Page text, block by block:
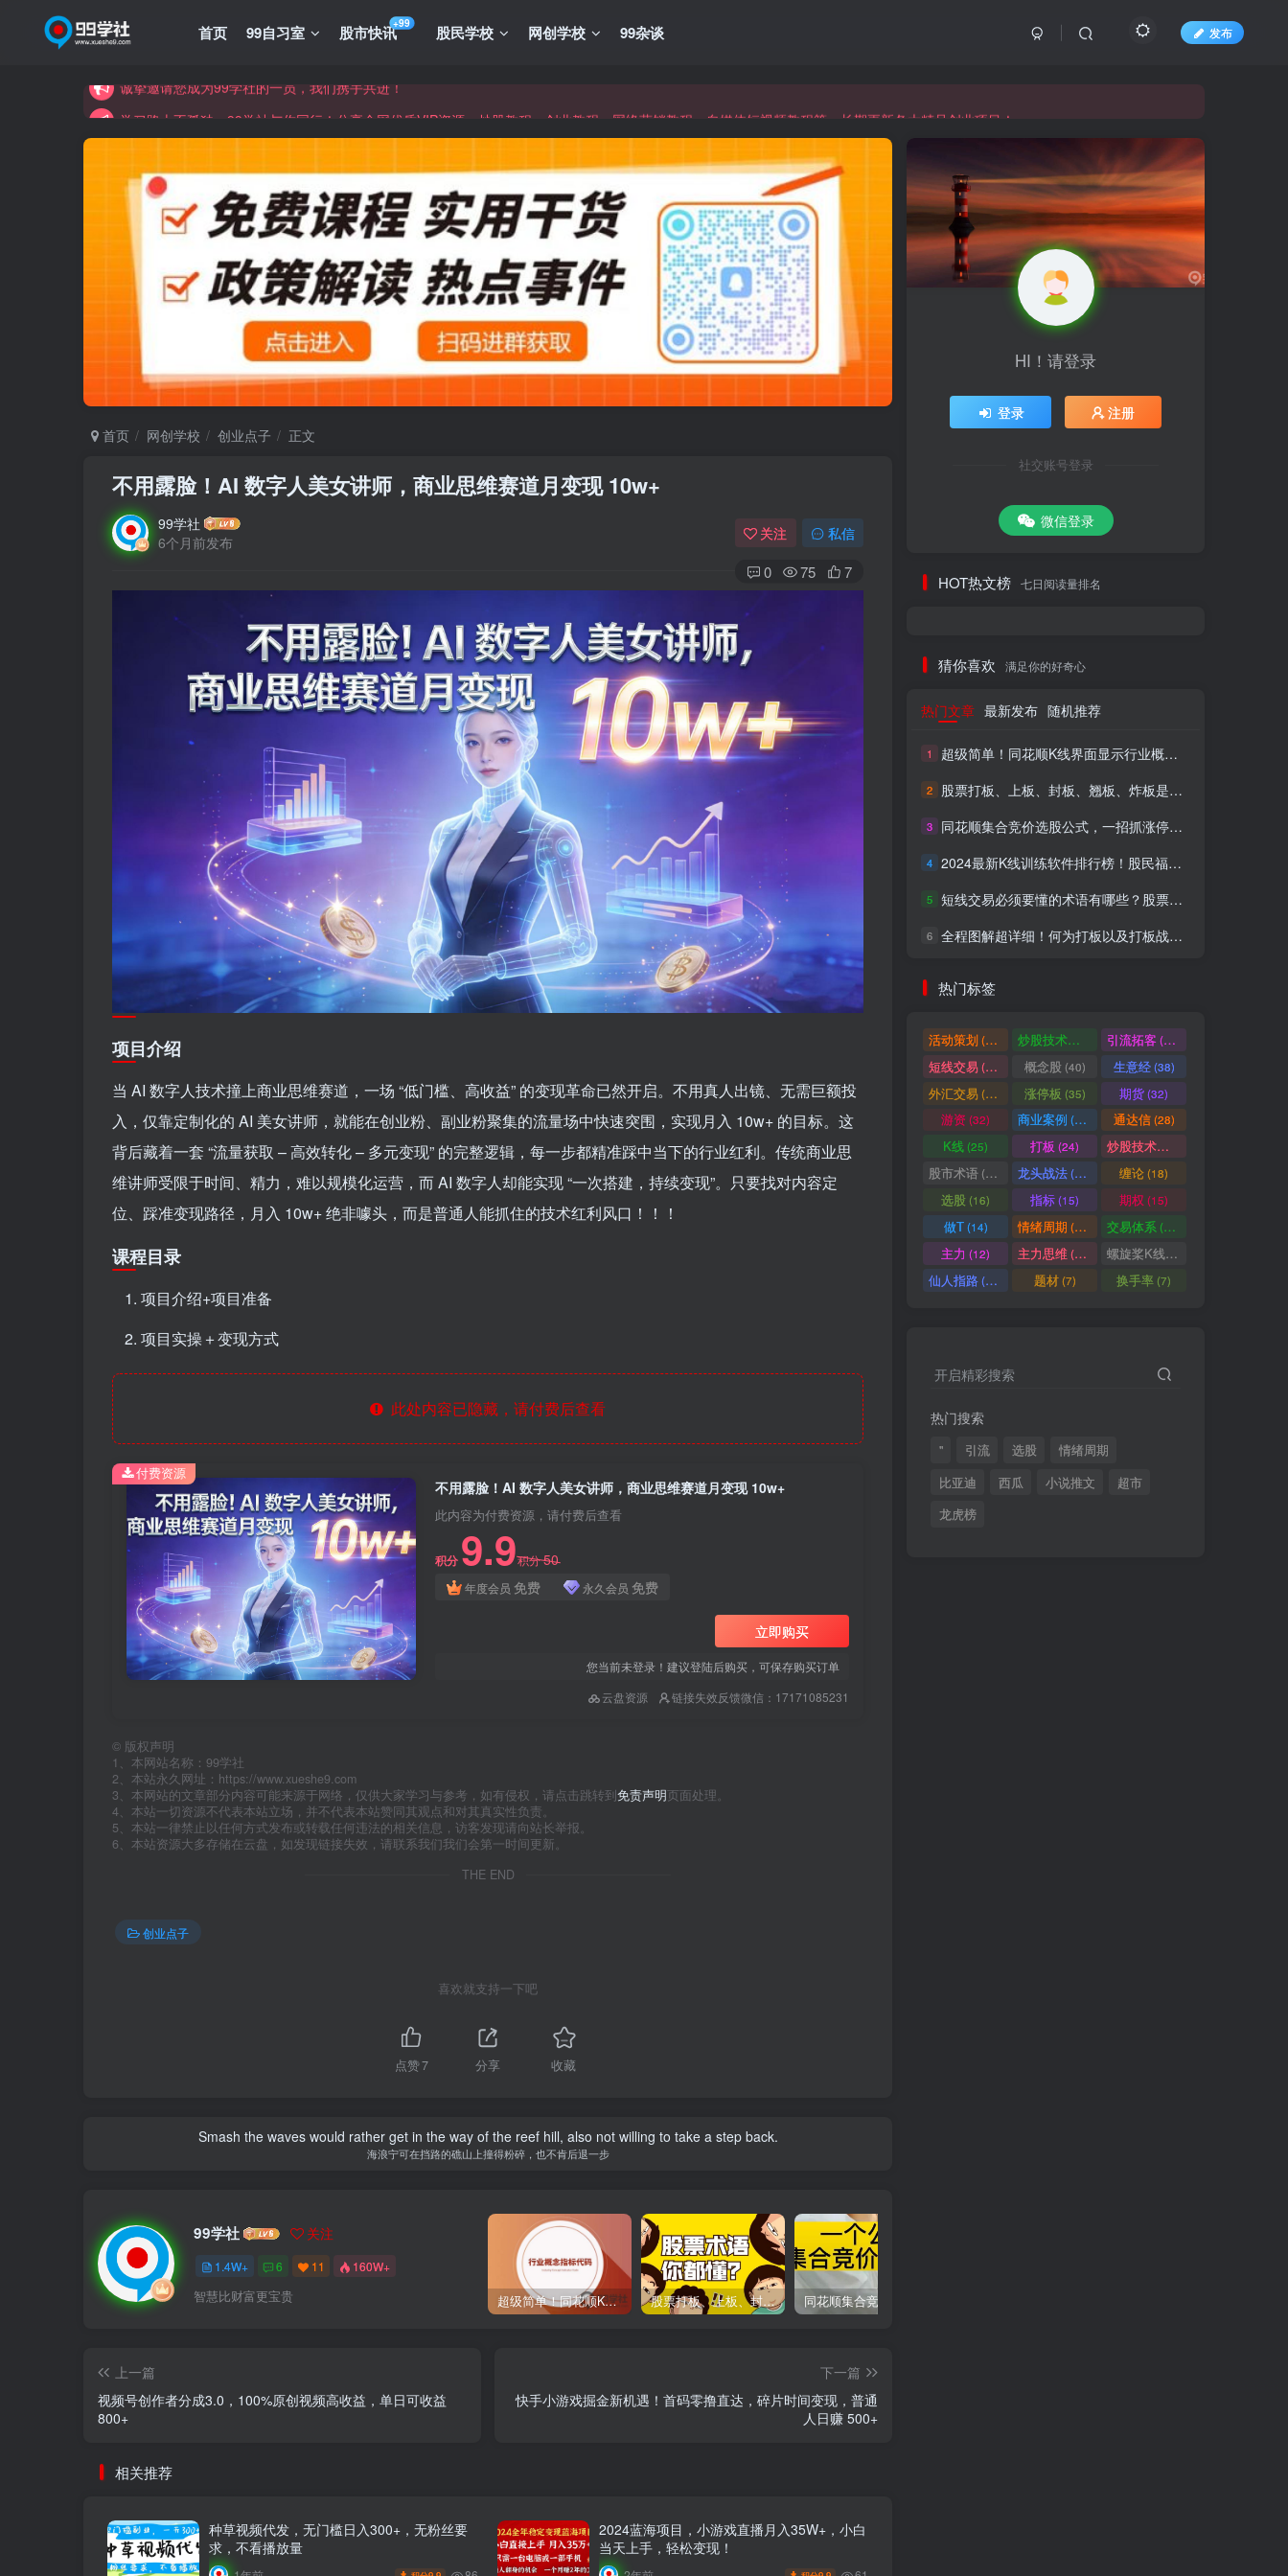
首页 99自习室 股市快讯+99 股民学校 网创学校 99杂谈 发布
学习路上不孤独，99学社与你同行！分享全网优质VIP资源，炒股教程、创业教程、网络营销教程、自媒体短视频教程等，长期更新各大精品创业项目！
学习路上不孤独，99学社与你同行！分享全网优质VIP资源，炒股教程、创业教程、网络营销教程、自媒体短视频教程等，长期更新各大精品创业项目！
首页 网创学校 创业点子 正文
不用露脸！AI 数字人美女讲师，商业思维赛道月变现 10w+
99学社
6个月前发布
关注 私信
0 75 7
项目介绍
当 AI 数字人技术撞上商业思维赛道，一场 “低门槛、高收益” 的变现革命已然开启。不用真人出镜、无需巨额投
入，仅靠定制化的 AI 美女讲师，就能在创业粉、副业粉聚集的流量场中快速突围，实现月入 10w+ 的目标。这
背后藏着一套 “流量获取 – 高效转化 – 多元变现” 的完整逻辑，每一步都精准踩中当下的行业红利。传统商业思
维讲师受限于时间、精力，难以规模化运营，而 AI 数字人却能实现 “一次搭建，持续变现”。只要找对内容定
位、踩准变现路径，月入 10w+ 绝非噱头，而是普通人能抓住的技术红利风口！！！
课程目录
项目介绍+项目准备
项目实操＋变现方式
此处内容已隐藏，请付费后查看
不用露脸！AI 数字人美女讲师，商业思维赛道月变现 10w+
此内容为付费资源，请付费后查看
积分 9.9积分50
年度会员 免费 永久会员 免费
立即购买
您当前未登录！建议登陆后购买，可保存购买订单
云盘资源
链接失效反馈微信：17171085231
付费资源
© 版权声明
1、本网站名称：99学社
2、本站永久网址：https://www.xueshe9.com
3、本网站的文章部分内容可能来源于网络，仅供大家学习与参考，如有侵权，请点击跳转到免责声明页面处理。
4、本站一切资源不代表本站立场，并不代表本站赞同其观点和对其真实性负责。
5、本站一律禁止以任何方式发布或转载任何违法的相关信息，访客发现请向站长举报。
6、本站资源大多存储在云盘，如发现链接失效，请联系我们我们会第一时间更新。
THE END
创业点子
喜欢就支持一下吧
点赞7 分享 收藏
Smash the waves would rather get in the way of the reef hill, also not willing to take a step back.
海浪宁可在挡路的礁山上撞得粉碎，也不肯后退一步
99学社 关注
1.4W+ 6 11 160W+
智慧比财富更宝贵 超级简单！同花顺K线界面显示行业概念指标代码图解 股票打板、上板、封板、翘板、炸板是什么意思？炒股你必须懂的暗语！
上一篇
视频号创作者分成3.0，100%原创视频高收益，单日可收益
800+
下一篇
快手小游戏掘金新机遇！首码零撸直达，碎片时间变现，普通
人日赚 500+
相关推荐
种草视频代发，无门槛日入300+，无粉丝要
求，不看播放量
2024蓝海项目，小游戏直播月入35W+，小白
当天上手，轻松变现！
HI！请登录
登录 注册
社交账号登录
微信登录
HOT热文榜 七日阅读量排名
猜你喜欢 满足你的好奇心
热门文章 最新发布 随机推荐
1 超级简单！同花顺K线界面显示行业概念指标代码图解
2 股票打板、上板、封板、翘板、炸板是什么意思？炒股你必须懂的暗语！
3 同花顺集合竞价选股公式，一招抓涨停让你秒变打板高手！
4 2024最新K线训练软件排行榜！股民福利，十款专业分析工具全揭秘！
5 短线交易必须要懂的术语有哪些？股票分时水上、水下是什么意思？
6 全程图解超详细！何为打板以及打板战法的精髓
热门标签
活动策划(49) 炒股技术指标 (48)引流拓客(46)
短线交易(40) 概念股(40) 生意经(38)
外汇交易(37) 涨停板 (35) 期货(32)
游资 (32) 商业案例 (30) 通达信(28)
K线(25) 打板 (24) 炒股技术形态
股市术语 (21) 龙头战法(20) 缠论(18)
选股 (16) 指标(15) 期权 (15)
做T(14) 情绪周期 (14) 交易体系(12)
主力 (12) 主力思维(12) 螺旋桨K线
(11)
仙人指路(10) 题材(7) 换手率 (7)
开启精彩搜索
热门搜索
" 引流 选股
情绪周期
比亚迪
西瓜 小说推文
超市
龙虎榜